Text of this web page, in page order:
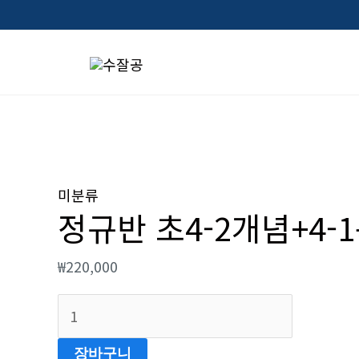
미분류
정규반 초4-2개념+4-
₩220,000
규
반
초
4-
2
장바구니